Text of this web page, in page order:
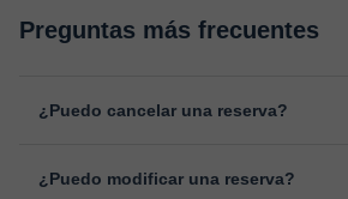
Preguntas más frecuentes
¿Puedo cancelar una reserva?
antes de la clase, indicando el motivo de
¿Puedo modificar una reserva?